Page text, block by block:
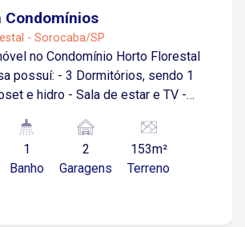
Condomínios
- Sorocaba/SP
no Condomínio Horto Florestal
e hidro - Sala de estar e TV -
- Preparação para ar
- Pedras e Mármores Premium -
porcelanatos O condomínio
1
Banho
2
Garagens
153m²
Terreno